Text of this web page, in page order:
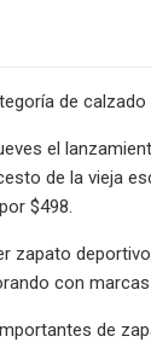
de
el
de la vieja
$498.
zapato
con
de